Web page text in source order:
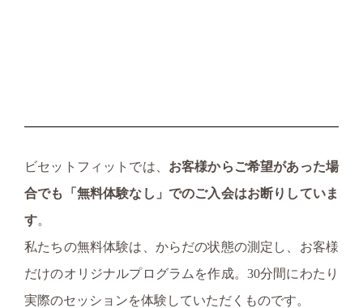
ビセットフィットでは、 お客様からご希望があった場
合でも「無料体験なし」でのご入会はお断りしていま
す。
私たちの無料体験は、からだの状態の測定し、お客様
だけのオリジナルプログラムを作成。30分間にわたり
実際のセッションを体験していただくものです。